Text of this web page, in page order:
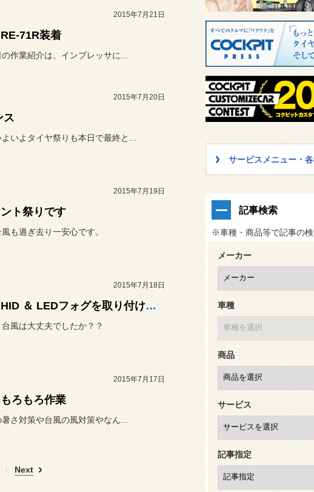
2015年7月21日
71R装着
作業紹介は、インプレッサに...
2015年7月20日
ス
いよタイヤ祭りも本日で最終と...
2015年7月19日
ト祭りです
も過ぎ去り一安心です。
2015年7月18日
ハイエースに、HID ＆ LEDフォグを取り付けいたしました！
風は大丈夫でしたか？？
2015年7月17日
ろもろ作業
さ対策や台風の風対策やなん...
Next
サービスメニュー・
記事検索
※車種・商品等で記事の
メーカー
車種
商品
サービス
記事指定